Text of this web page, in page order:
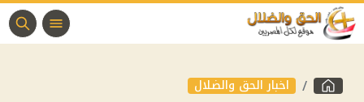
اخبار الحق والضلال